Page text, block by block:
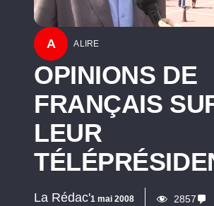
A A LIRE
OPINIONS DE
FRANÇAIS
LEUR
La Rédac'1 mai 2008 2857